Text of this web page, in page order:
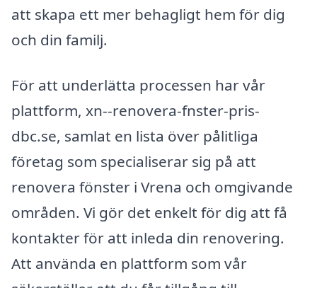
att skapa ett mer behagligt hem för dig
och din familj.
För att underlätta processen har vår
plattform, xn--renovera-fnster-pris-
dbc.se, samlat en lista över pålitliga
företag som specialiserar sig på att
renovera fönster i Vrena och omgivande
områden. Vi gör det enkelt för dig att få
kontakter för att inleda din renovering.
Att använda en plattform som vår